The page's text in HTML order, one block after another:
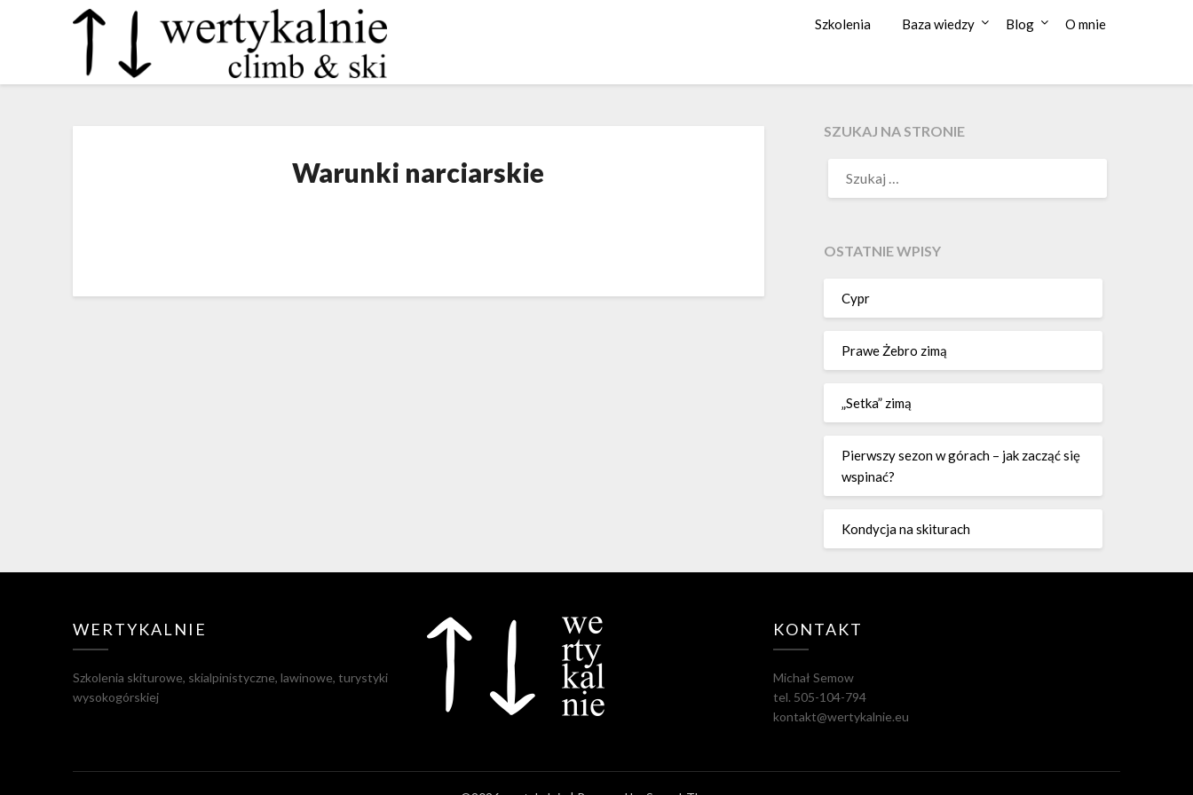
Szkolenia Baza wiedzy Blog O mnie
Warunki narciarskie
SZUKAJ NA STRONIE
OSTATNIE WPISY
Cypr
Prawe Żebro zimą
„Setka” zimą
Pierwszy sezon w górach – jak zacząć się
wspinać?
Kondycja na skiturach
WERTYKALNIE
Szkolenia skiturowe, skialpinistyczne, lawinowe, turystyki
wysokogórskiej
KONTAKT
Michał Semow
tel. 505-104-794
kontakt@wertykalnie.eu